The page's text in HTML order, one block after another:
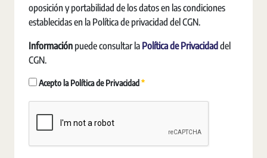
oposición y portabilidad de los datos en las condiciones
establecidas en la Política de privacidad del CGN.
Información puede consultar la Política de Privacidad del
CGN.
Acepto la Política de Privacidad Obligatori